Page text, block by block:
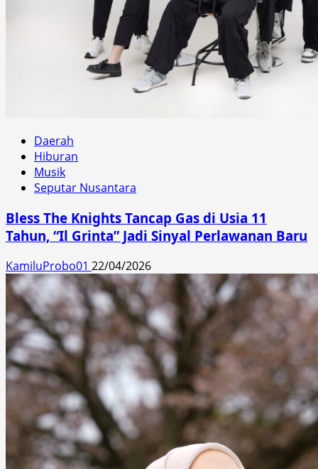
Daerah
Hiburan
Musik
Seputar Nusantara
Bless The Knights Tancap Gas di Usia 11
Tahun, “Il Grinta” Jadi Sinyal Perlawanan Baru
KamiluProbo01 22/04/2026